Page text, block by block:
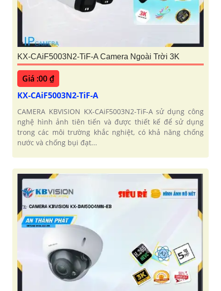
KX-CAiF5003N2-TiF-A Camera Ngoài Trời 3K
Giá :00 ₫
KX-CAiF5003N2-TiF-A
CAMERA KBVISION KX-CAiF5003N2-TiF-A sử dụng công
nghệ hình ảnh tiên tiến và được thiết kế để sử dụng
trong các môi trường khắc nghiệt, có khả năng chống
nước và chống bụi đạt...